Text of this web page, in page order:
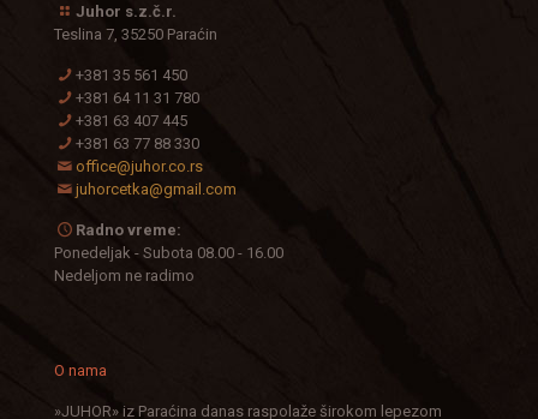
Juhor s.z.č.r.
Teslina 7, 35250 Paraćin
+381 35 561 450
+381 64 11 31 780
+381 63 407 445
+381 63 77 88 330
office@juhor.co.rs
juhorcetka@gmail.com
Radno vreme:
Ponedeljak - Subota 08.00 - 16.00
Nedeljom ne radimo
O nama
»JUHOR» iz Paraćina danas raspolaže širokom lepezom